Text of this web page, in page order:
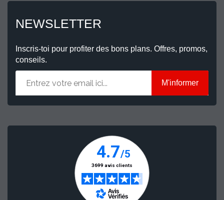
NEWSLETTER
Inscris-toi pour profiter des bons plans. Offres, promos,
conseils.
M'informer